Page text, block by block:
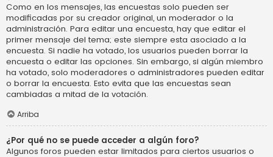
Como en los mensajes, las encuestas solo pueden ser
modificadas por su creador original, un moderador o la
administración. Para editar una encuesta, hay que editar el
primer mensaje del tema; este siempre esta asociado a la
encuesta. Si nadie ha votado, los usuarios pueden borrar la
encuesta o editar las opciones. Sin embargo, si algún miembro
ha votado, solo moderadores o administradores pueden editar
o borrar la encuesta. Esto evita que las encuestas sean
cambiadas a mitad de la votación.
Arriba
¿Por qué no se puede acceder a algún foro?
Algunos foros pueden estar limitados para ciertos usuarios o